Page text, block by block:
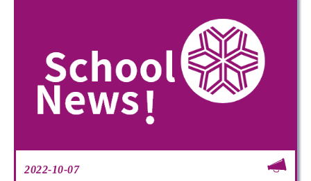
2022-10-07